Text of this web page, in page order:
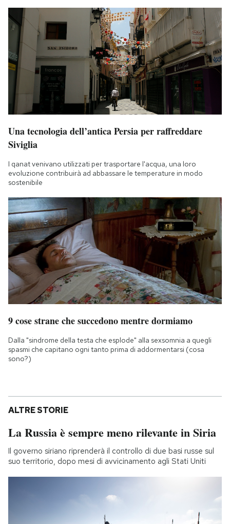
Una tecnologia dell’antica Persia per raffreddare
Siviglia
I qanat venivano utilizzati per trasportare l'acqua, una loro
evoluzione contribuirà ad abbassare le temperature in modo
sostenibile
9 cose strane che succedono mentre dormiamo
Dalla "sindrome della testa che esplode" alla sexsomnia a quegli
spasmi che capitano ogni tanto prima di addormentarsi (cosa
sono?)
ALTRE STORIE
La Russia è sempre meno rilevante in Siria
Il governo siriano riprenderà il controllo di due basi russe sul
suo territorio, dopo mesi di avvicinamento agli Stati Uniti